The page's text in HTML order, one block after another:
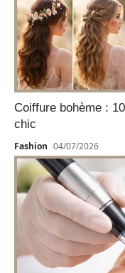
Coiffure bohème :
chic
Fashion 04/07/2026